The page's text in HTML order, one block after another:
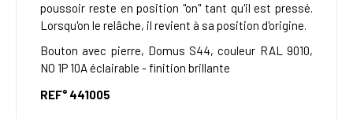
poussoir reste en position "on" tant qu'il est pressé.
Lorsqu'on le relâche, il revient à sa position d'origine.
Bouton avec pierre, Domus S44, couleur RAL 9010,
NO 1P 10A éclairable - finition brillante
REF° 441005